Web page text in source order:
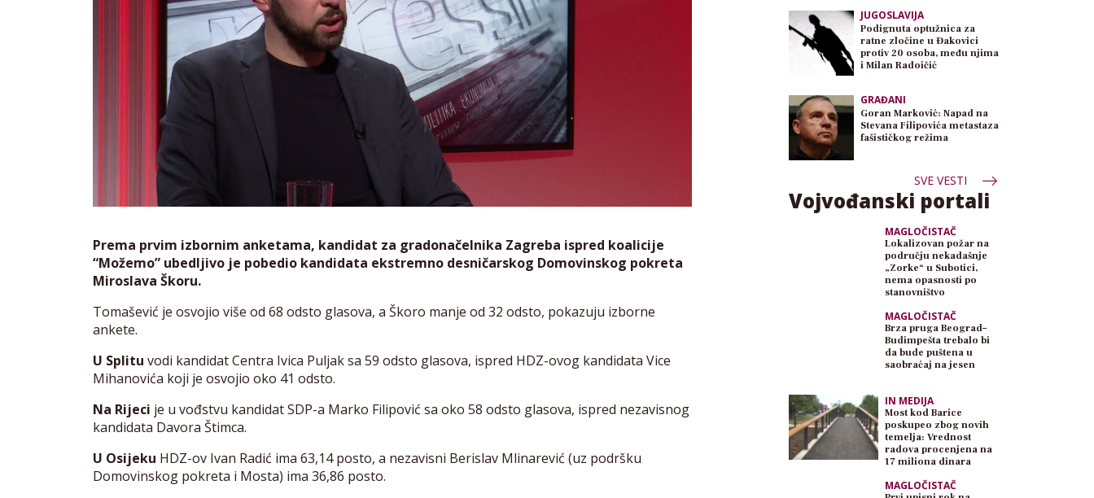
Prema prvim izbornim anketama, kandidat za gradonačelnika Zagreba ispred koalicije
“Možemo” ubedljivo je pobedio kandidata ekstremno desničarskog Domovinskog pokreta
Miroslava Škoru.
Tomašević je osvojio više od 68 odsto glasova, a Škoro manje od 32 odsto, pokazuju izborne
ankete.
U Splitu vodi kandidat Centra Ivica Puljak sa 59 odsto glasova, ispred HDZ-ovog kandidata Vice
Mihanovića koji je osvojio oko 41 odsto.
Na Rijeci je u vođstvu kandidat SDP-a Marko Filipović sa oko 58 odsto glasova, ispred nezavisnog
kandidata Davora Štimca.
U Osijeku HDZ-ov Ivan Radić ima 63,14 posto, a nezavisni Berislav Mlinarević (uz podršku
Domovinskog pokreta i Mosta) ima 36,86 posto.
JUGOSLAVIJA
Podignuta optužnica za
ratne zločine u Đakovici
protiv 20 osoba, među njima
i Milan Radoičić
GRAĐANI
Goran Marković: Napad na
Stevana Filipovića metastaza
fašističkog režima
SVE VESTI
Vojvođanski portali
MAGLOČISTAČ
Lokalizovan požar na
području nekadašnje
„Zorke“ u Subotici,
nema opasnosti po
stanovništvo
MAGLOČISTAČ
Brza pruga Beograd–
Budimpešta trebalo bi
da bude puštena u
saobraćaj na jesen
IN MEDIJA
Most kod Barice
poskupeo zbog novih
temelja: Vrednost
radova procenjena na
17 miliona dinara
MAGLOČISTAČ